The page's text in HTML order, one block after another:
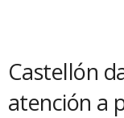
Castellón
atención a